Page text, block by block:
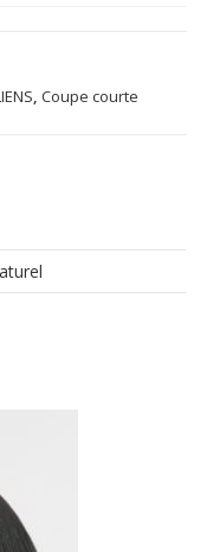
,Coupe courte